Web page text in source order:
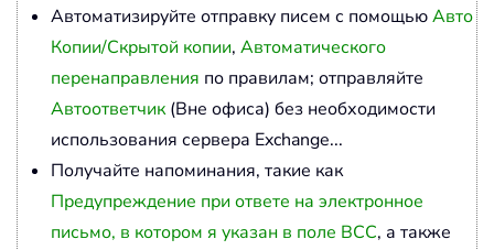
Автоматизируйте отправку писем с помощьюАвто
Копии/Скрытой копии, Автоматического
перенаправления по правилам; отправляйте
Автоответчик(Вне офиса) без необходимости
использования сервера Exchange...
Получайте напоминания, такие как
Предупреждение при ответе на электронное
письмо, в котором я указан в поле BCC, а также